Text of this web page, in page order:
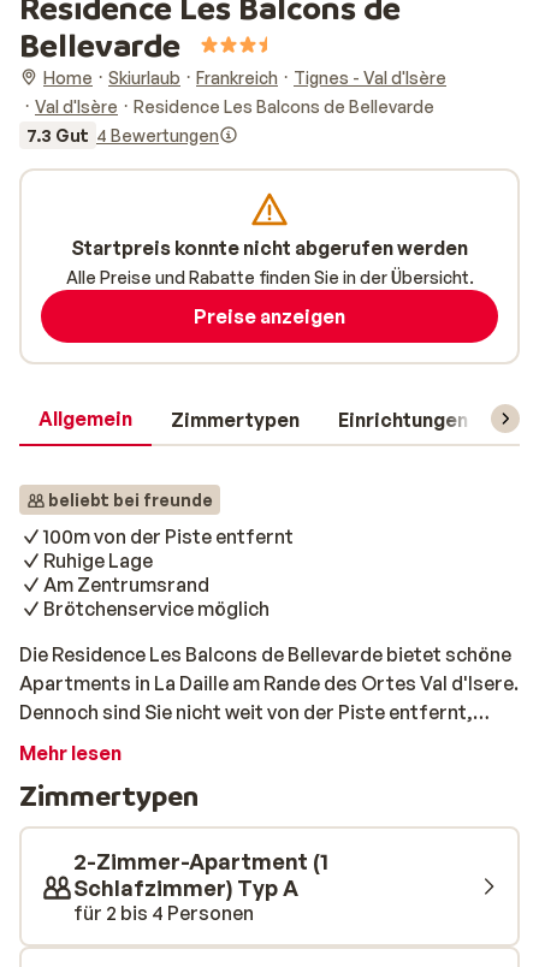
Bellevarde
Home Skiurlaub Frankreich
Tignes - Val d'Isère
Val d'Isère
Residence Les Balcons de Bellevarde
7.3 Gut 4 Bewertungen
Allgemein Zimmertypen Einrichtungen
beliebt bei freunde
100m von der Piste entfernt
Ruhige Lage
Am Zentrumsrand
Brötchenservice möglich
Die Residence Les Balcons de Bellevarde bietet schöne
Apartments in La Daille am Rande des Ortes Val d'Isere.
Dennoch sind Sie nicht weit von der Piste entfernt,
diese ist nur 100m von der Unterkunft entfernt ist. So
geräumigen Apartments sind komfortabel und
geschmackvoll eingerichtet. Nach einem langen Tag
auf der Piste können Sie den charmanten Ortskern von
Val d'Isere kennen lernen. Hier finden Sie viele gute
Restaurants, Bars und schöne Geschäfte.
Mehr lesen
Zimmertypen
2-Zimmer-Apartment (1
Schlafzimmer) Typ A
für 2 bis 4 Personen
Startpreis konnte nicht abgerufen werden
Alle Preise und Rabatte finden Sie in der Übersicht.
Preise anzeigen